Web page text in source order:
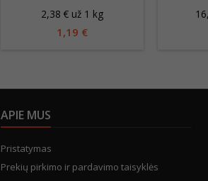
2,38 € už 1 kg
1,19 €
APIE MUS
Pristatymas
Prekių pirkimo ir pardavimo taisyklės